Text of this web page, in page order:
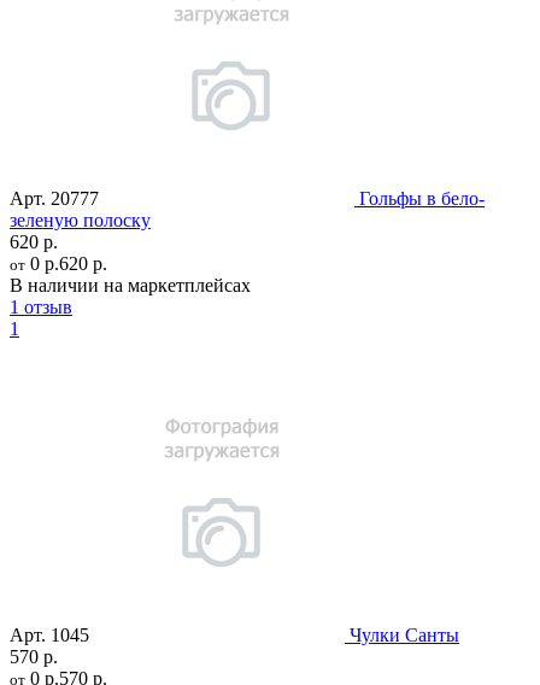
Арт. 20777
Гольфы в бело-
зеленую полоску
620 р.
от 0 р.620 р.
В наличии на маркетплейсах
1 отзыв
1
Арт. 1045
Чулки Санты
570 р.
от 0 р.570 р.